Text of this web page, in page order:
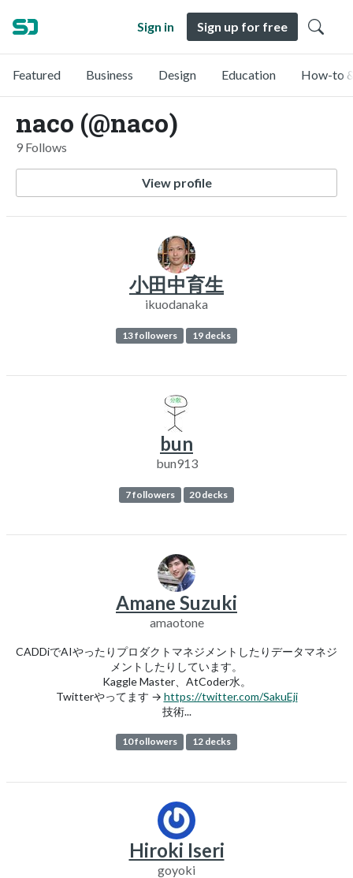
Sign in Sign up for free
Featured Business Design Education How-to
naco (@naco)
9 Follows
View profile
小田中育生
ikuodanaka
13 followers 19 decks
bun
bun913
7 followers 20 decks
Amane Suzuki
amaotone
CADDiでAIやったりプロダクトマネジメントしたりデータマネジ
メントしたりしています。
Kaggle Master、AtCoder水。
Twitterやってます → https://twitter.com/SakuEji
技術...
10 followers 12 decks
Hiroki Iseri
goyoki